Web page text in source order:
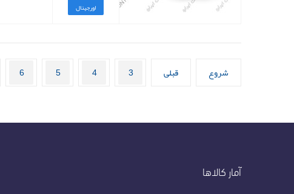
اورجینال
شروع قبلی 3
4
5
6
آمار کالاها